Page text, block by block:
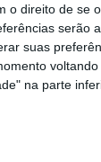
o direito de se
serão
suas
na parte
juntas de
Seguro